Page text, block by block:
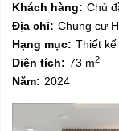
Khách hàng: Chủ
Địa chỉ: Chung cư
Hạng mục: Thiết
Diện tích: 73 m2
Năm: 2024